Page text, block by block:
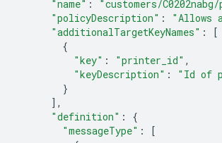
"name" :
"customers/
"policyDescription" :
"Allows
"additionalTargetKeyNames" :
[
{
"key" : "printer_id" ,
"keyDescription" :
"Id of
}
],
"definition" :
{
"messageType" :
[